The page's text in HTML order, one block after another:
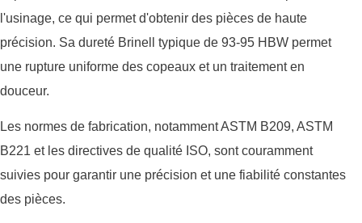
l'usinage, ce qui permet d'obtenir des pièces de haute
précision. Sa dureté Brinell typique de 93-95 HBW permet
une rupture uniforme des copeaux et un traitement en
douceur.
Les normes de fabrication, notamment ASTM B209, ASTM
B221 et les directives de qualité ISO, sont couramment
suivies pour garantir une précision et une fiabilité constantes
des pièces.